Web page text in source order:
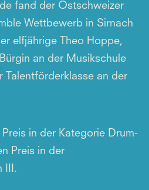
fand der Ostschweizer
Wettbewerb in Sirnach
elfjährige Theo Hoppe,
an der Musikschule
Talentförderklasse an der
in der Kategorie Drum-
Preis in der
III.